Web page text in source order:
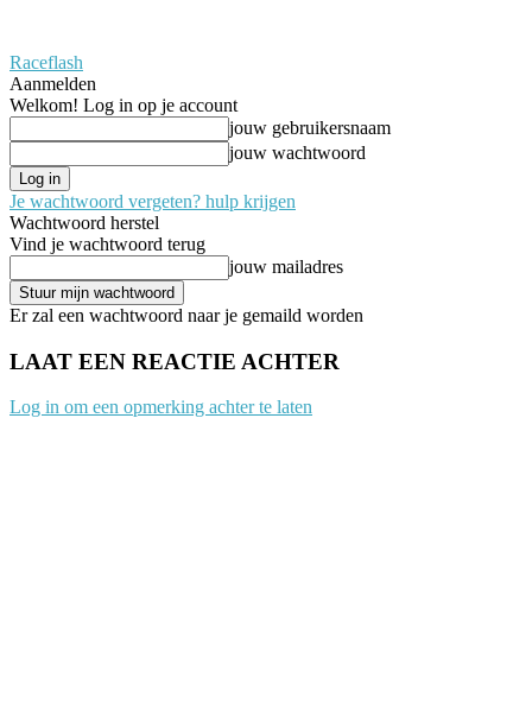
Raceflash
Aanmelden
Welkom! Log in op je account
jouw gebruikersnaam
jouw wachtwoord
Je wachtwoord vergeten? hulp krijgen
Wachtwoord herstel
Vind je wachtwoord terug
jouw mailadres
Er zal een wachtwoord naar je gemaild worden
LAAT EEN REACTIE ACHTER
Log in om een opmerking achter te laten